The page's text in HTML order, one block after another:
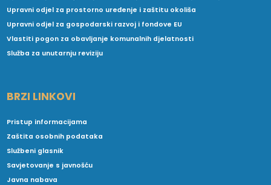
Upravni odjel za prostorno uređenje i zaštitu okoliša
Upravni odjel za gospodarski razvoj i fondove EU
Vlastiti pogon za obavljanje komunalnih djelatnosti
Služba za unutarnju reviziju
BRZI LINKOVI
Pristup informacijama
Zaštita osobnih podataka
Službeni glasnik
Savjetovanje s javnošću
Javna nabava